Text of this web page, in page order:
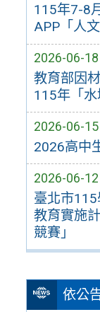
115年7-8
APP「人文
2026-06-18
教育部因
115年「
2026-06-15
2026高中
2026-06-12
臺北市
教育實施
競賽」
依公